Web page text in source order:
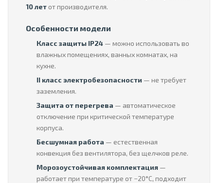
10 летот производителя.
Особенности модели
Класс защиты IP24 — можно использовать во
влажных помещениях, ванных комнатах, на
кухне.
II класс электробезопасности — не требует
заземления.
Защита от перегрева — автоматическое
отключение при критической температуре
корпуса.
Бесшумная работа — естественная
конвекция без вентилятора, без щелчков реле.
Морозоустойчивая комплектация —
работает при температуре от −20°C, подходит